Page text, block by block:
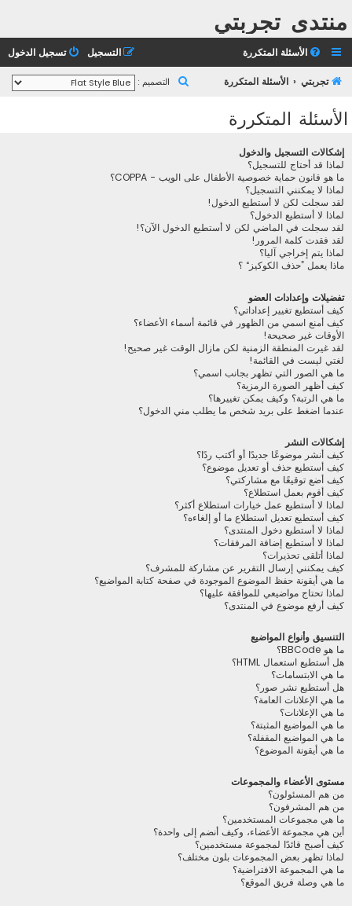
منتدى تجربتي
الأسئلة المتكررة تسجيل الدخول التسجيل
تجربتي الأسئلة المتكررة التصميم :
الأسئلة المتكررة
إشكالات التسجيل والدخول
لماذا قد أحتاج للتسجيل؟
ما هو قانون حماية خصوصية الأطفال على الويب - COPPA؟
لماذا لا يمكنني التسجيل؟
لقد سجلت لكن لا أستطيع الدخول!
لماذا لا أستطيع الدخول؟
لقد سجلت في الماضي لكن لا أستطيع الدخول الآن؟!
لقد فقدت كلمة المرور!
لماذا يتم إخراجي آليا؟
ماذا يعمل ”حذف الكوكيز“ ؟
تفضيلات وإعدادات العضو
كيف أستطيع تغيير إعداداتي؟
كيف أمنع اسمي من الظهور في قائمة أسماء الأعضاء؟
الأوقات غير صحيحة!
لقد غيرت المنطقة الزمنية لكن مازال الوقت غير صحيح!
لغتي ليست في القائمة!
ما هي الصور التي تظهر بجانب اسمي؟
كيف أظهر الصورة الرمزية؟
ما هي الرتبة؟ وكيف يمكن تغييرها؟
عندما اضغط على بريد شخص ما يطلب مني الدخول؟
إشكالات النشر
كيف أنشر موضوعًا جديدًا أو أكتب ردًا؟
كيف أستطيع حذف أو تعديل موضوع؟
كيف أضع توقيعًا مع مشاركتي؟
كيف أقوم بعمل استطلاع؟
لماذا لا أستطيع عمل خيارات استطلاع أكثر؟
كيف أستطيع تعديل استطلاع ما أو إلغاءه؟
لماذا لا أستطيع دخول المنتدى؟
لماذا لا أستطيع إضافة المرفقات؟
لماذا أتلقى تحذيرات؟
كيف يمكنني إرسال التقرير عن مشاركة للمشرف؟
ما هي أيقونة حفظ الموضوع الموجودة في صفحة كتابة المواضيع؟
لماذا تحتاج مواضيعي للموافقة عليها؟
كيف أرفع موضوع في المنتدى؟
التنسيق وأنواع المواضيع
ما هو BBCode؟
هل أستطيع استعمال HTML؟
ما هي الابتسامات؟
هل أستطيع نشر صور؟
ما هي الإعلانات العامة؟
ما هي الإعلانات؟
ما هي المواضيع المثبتة؟
ما هي المواضيع المقفلة؟
ما هي أيقونة الموضوع؟
مستوى الأعضاء والمجموعات
من هم المسئولون؟
من هم المشرفون؟
ما هي مجموعات المستخدمين؟
أين هي مجموعة الأعضاء، وكيف أنضم إلى واحدة؟
كيف أصبح قائدًا لمجموعة مستخدمين؟
لماذا تظهر بعض المجموعات بلون مختلف؟
ما هي المجموعة الافتراضية؟
ما هي وصلة فريق الموقع؟